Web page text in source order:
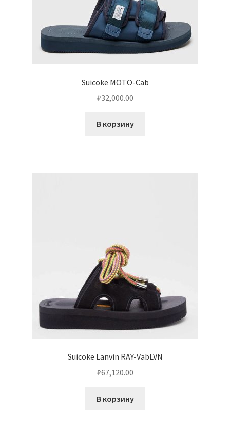
Suicoke MOTO-Cab
₽32,000.00
В корзину
Suicoke Lanvin RAY-VabLVN
₽67,120.00
В корзину